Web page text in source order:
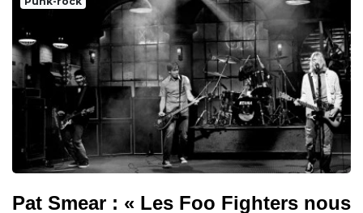
Pat Smear : « Les Foo Fighters nous